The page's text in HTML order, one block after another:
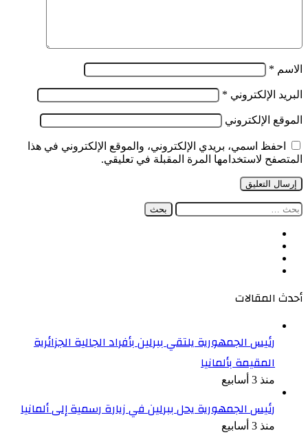
الاسم *
البريد الإلكتروني *
الموقع الإلكتروني
احفظ اسمي، بريدي الإلكتروني، والموقع الإلكتروني في هذا
المتصفح لاستخدامها المرة المقبلة في تعليقي.
البحث
أحدث المقالات
رئيس الجمهورية يلتقي ببرلين بأفراد الجالية الجزائرية
المقيمة بألمانيا
منذ 3 أسابيع
رئيس الجمهورية يحل ببرلين في زيارة رسمية إلى ألمانيا
منذ 3 أسابيع